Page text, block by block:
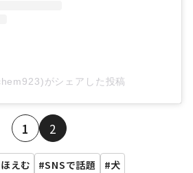
がシェアした投稿
1 2
えむ SNSで話題 犬